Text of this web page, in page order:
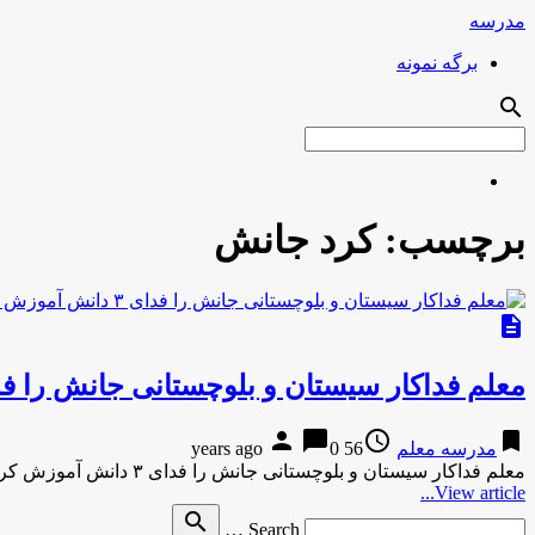
مدرسه
برگه نمونه
search
برچسب:کرد جانش
description
معلم فداکار سیستان و بلوچستانی جانش را فدای ۳ دانش
bookmark مدرسه معلم access_time
56 years ago
person chat_bubble0
معلم فداکار سیستان و بلوچستانی جانش را فدای ۳ دانش آموزش کردفارس-18 دقیقه پیش معلم فداکار سیستان و بلوچستانی جانش …
View article...
Search …
search